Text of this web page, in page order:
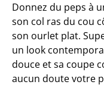
Donnez du peps à
son col ras du cou
son ourlet plat.
un look
douce et sa coupe
aucun doute votre